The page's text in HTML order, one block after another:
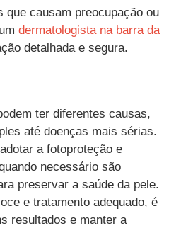
que causam preocupação ou
dermatologista na barra da
detalhada e segura.
ter diferentes causas,
até doenças mais sérias.
a fotoproteção e
necessário são
preservar a saúde da pele.
e tratamento adequado, é
resultados e manter a